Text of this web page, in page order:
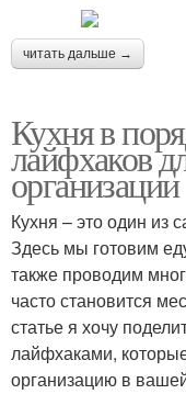
читать дальше →
Кухня в
лайфхаков
организации
Кухня – это один
Здесь мы готовим
также проводим
часто становится
статье я хочу
лайфхаками,
организацию в